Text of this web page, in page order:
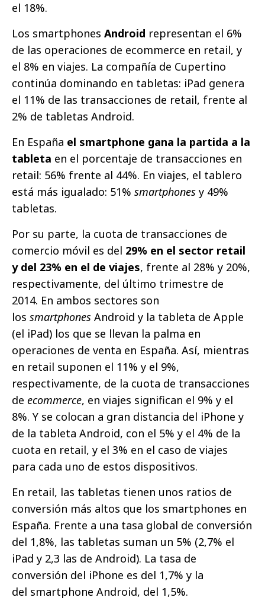
el 18%.
Los smartphones Android representan el 6%
de las operaciones de ecommerce en retail, y
el 8% en viajes. La compañía de Cupertino
continúa dominando en tabletas: iPad genera
el 11% de las transacciones de retail, frente al
2% de tabletas Android.
En España el smartphone gana la partida a la
tableta en el porcentaje de transacciones en
retail: 56% frente al 44%. En viajes, el tablero
está más igualado: 51% smartphones y 49%
tabletas.
Por su parte, la cuota de transacciones de
comercio móvil es del 29% en el sector retail
y del 23% en el de viajes, frente al 28% y 20%,
respectivamente, del último trimestre de
2014. En ambos sectores son
los smartphones Android y la tableta de Apple
(el iPad) los que se llevan la palma en
operaciones de venta en España. Así, mientras
en retail suponen el 11% y el 9%,
respectivamente, de la cuota de transacciones
de ecommerce, en viajes significan el 9% y el
8%. Y se colocan a gran distancia del iPhone y
de la tableta Android, con el 5% y el 4% de la
cuota en retail, y el 3% en el caso de viajes
para cada uno de estos dispositivos.
En retail, las tabletas tienen unos ratios de
conversión más altos que los smartphones en
España. Frente a una tasa global de conversión
del 1,8%, las tabletas suman un 5% (2,7% el
iPad y 2,3 las de Android). La tasa de
conversión del iPhone es del 1,7% y la
del smartphone Android, del 1,5%.